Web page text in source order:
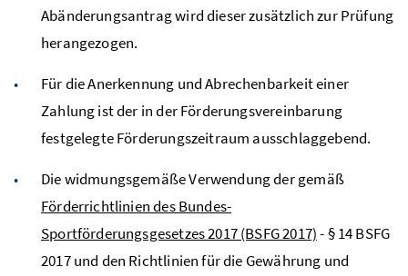
Abänderungsantrag wird dieser zusätzlich zur Prüfung
herangezogen.
Für die Anerkennung und Abrechenbarkeit einer
Zahlung ist der in der Förderungsvereinbarung
festgelegte Förderungszeitraum ausschlaggebend.
Die widmungsgemäße Verwendung der gemäß
Förderrichtlinien des Bundes-
Sportförderungsgesetzes 2017 (BSFG 2017)- § 14 BSFG
2017 und den Richtlinien für die Gewährung und